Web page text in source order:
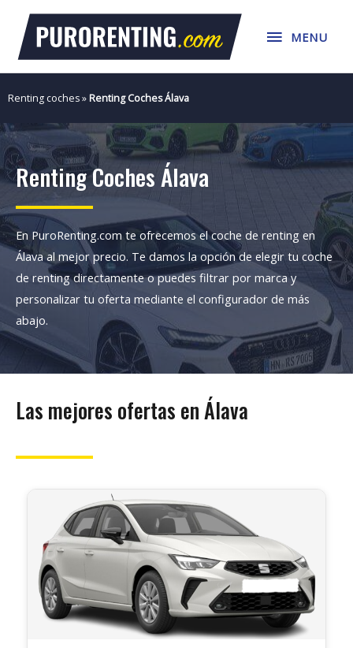
contenido
MENU
MENU
Renting coches»Renting Coches Álava
Renting Coches Álava
En PuroRenting.com te ofrecemos el coche de renting en
Álava al mejor precio. Te damos la opción de elegir tu coche
de renting directamente o puedes filtrar por marca y
personalizar tu oferta mediante el configurador de más
abajo.
Las mejores ofertas en Álava